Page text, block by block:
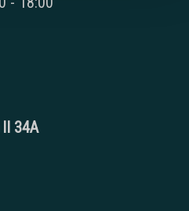
34A